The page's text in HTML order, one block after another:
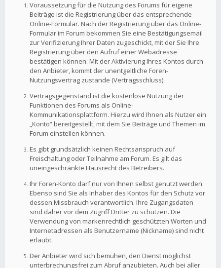
Voraussetzung für die Nutzung des Forums für eigene
Beiträge ist die Registrierung über das entsprechende
Online-Formular. Nach der Registrierung über das Online-
Formular im Forum bekommen Sie eine Bestätigungsemail
zur Verifizierung Ihrer Daten zugeschickt, mit der Sie Ihre
Registrierung über den Aufruf einer Webadresse
bestätigen können. Mit der Aktivierung Ihres Kontos durch
den Anbieter, kommt der unentgeltliche Foren-
Nutzungsvertrag zustande (Vertragsschluss).
Vertragsgegenstand ist die kostenlose Nutzung der
Funktionen des Forums als Online-
Kommunikationsplattform. Hierzu wird Ihnen als Nutzer ein
„Konto“ bereitgestellt, mit dem Sie Beiträge und Themen im
Forum einstellen können.
Es gibt grundsätzlich keinen Rechtsanspruch auf
Freischaltung oder Teilnahme am Forum. Es gilt das
uneingeschränkte Hausrecht des Betreibers.
Ihr Foren-Konto darf nur von Ihnen selbst genutzt werden.
Ebenso sind Sie als Inhaber des Kontos für den Schutz vor
dessen Missbrauch verantwortlich. Ihre Zugangsdaten
sind daher vor dem Zugriff Dritter zu schützen. Die
Verwendung von markenrechtlich geschützten Worten und
Internetadressen als Benutzername (Nickname) sind nicht
erlaubt.
Der Anbieter wird sich bemühen, den Dienst möglichst
unterbrechungsfrei zum Abruf anzubieten. Auch bei aller